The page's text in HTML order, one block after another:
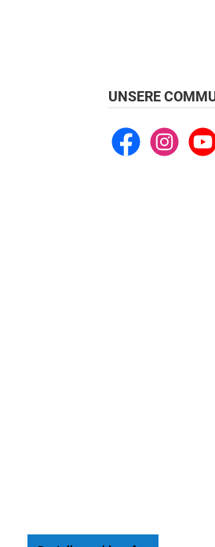
UNSERE
FacebookInstagram